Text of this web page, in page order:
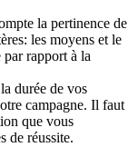
la pertinence de
les moyens et le
rapport à la
durée de vos
campagne. Il faut
que vous
de réussite.